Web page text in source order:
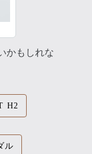
かもしれな
H2
ル